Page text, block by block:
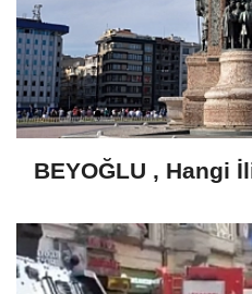
BEYOĞLU , Hangi